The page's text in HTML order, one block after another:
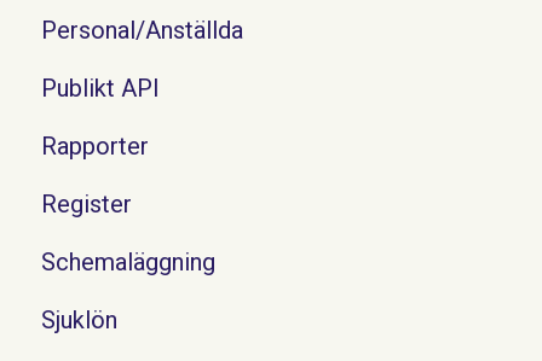
Personal/Anställda
Publikt API
Rapporter
Register
Schemaläggning
Sjuklön